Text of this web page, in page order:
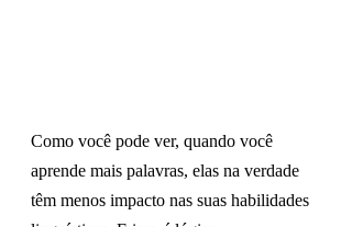
Como você pode ver, quando você
aprende mais palavras, elas na verdade
têm menos impacto nas suas habilidades